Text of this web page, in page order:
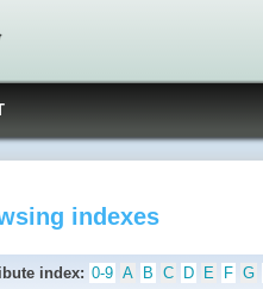
indexes
index: 0-9 A B C D E F G